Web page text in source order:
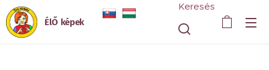
ÉlŐ képek
Keresés